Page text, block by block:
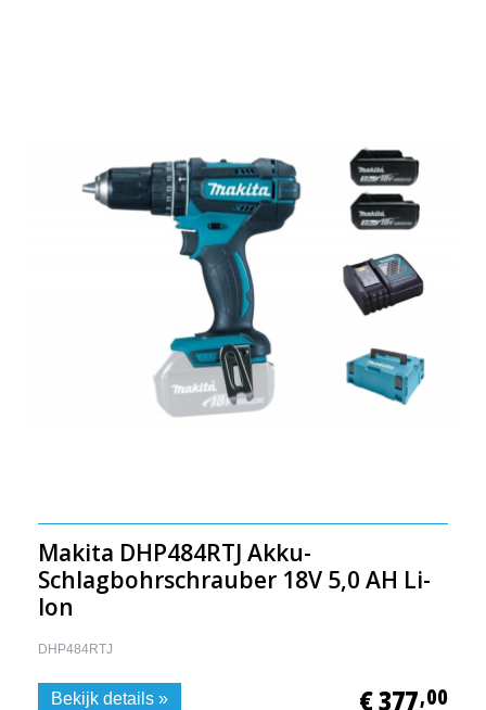
Makita DHP484RTJ Akku-
Schlagbohrschrauber 18V 5,0 AH Li-
Ion
DHP484RTJ
€ 377,00
Bekijk details »